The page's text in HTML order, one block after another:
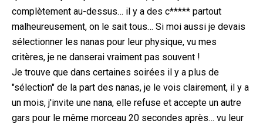
complètement au-dessus… il y a des c***** partout
malheureusement, on le sait tous… Si moi aussi je devais
sélectionner les nanas pour leur physique, vu mes
critères, je ne danserai vraiment pas souvent !
Je trouve que dans certaines soirées il y a plus de
"sélection" de la part des nanas, je le vois clairement, il y a
un mois, j'invite une nana, elle refuse et accepte un autre
gars pour le même morceau 20 secondes après… vu leur